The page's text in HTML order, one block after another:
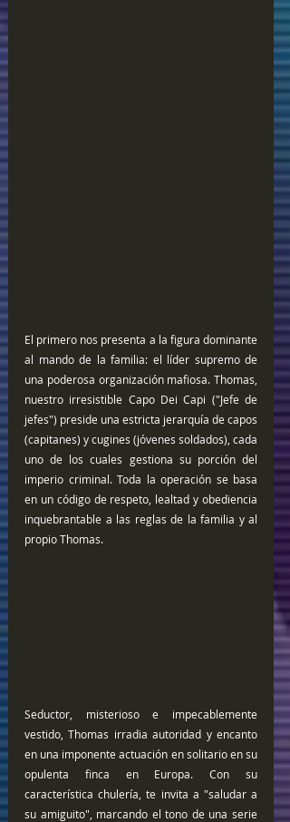
El primero nos presenta a la figura dominante
al mando de la familia: el líder supremo de
una poderosa organización mafiosa. Thomas,
nuestro irresistible Capo Dei Capi ("Jefe de
jefes") preside una estricta jerarquía de capos
(capitanes) y cugines (jóvenes soldados), cada
uno de los cuales gestiona su porción del
imperio criminal. Toda la operación se basa
en un código de respeto, lealtad y obediencia
inquebrantable a las reglas de la familia y al
propio Thomas.
Seductor, misterioso e impecablemente
vestido, Thomas irradia autoridad y encanto
en una imponente actuación en solitario en su
opulenta finca en Europa. Con su
característica chulería, te invita a "saludar a
su amiguito", marcando el tono de una serie